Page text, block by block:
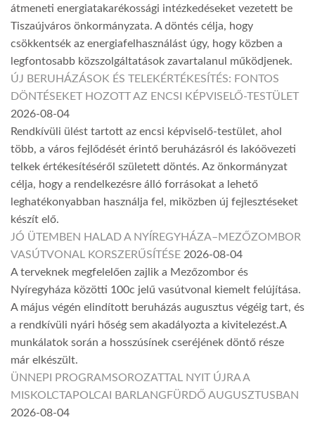
átmeneti energiatakarékossági intézkedéseket vezetett be
Tiszaújváros önkormányzata. A döntés célja, hogy
csökkentsék az energiafelhasználást úgy, hogy közben a
legfontosabb közszolgáltatások zavartalanul működjenek.
ÚJ BERUHÁZÁSOK ÉS TELEKÉRTÉKESÍTÉS: FONTOS
DÖNTÉSEKET HOZOTT AZ ENCSI KÉPVISELŐ-TESTÜLET
2026-08-04
Rendkívüli ülést tartott az encsi képviselő-testület, ahol
több, a város fejlődését érintő beruházásról és lakóövezeti
telkek értékesítéséről született döntés. Az önkormányzat
célja, hogy a rendelkezésre álló forrásokat a lehető
leghatékonyabban használja fel, miközben új fejlesztéseket
készít elő.
JÓ ÜTEMBEN HALAD A NYÍREGYHÁZA–MEZŐZOMBOR
VASÚTVONAL KORSZERŰSÍTÉSE 2026-08-04
A terveknek megfelelően zajlik a Mezőzombor és
Nyíregyháza közötti 100c jelű vasútvonal kiemelt felújítása.
A május végén elindított beruházás augusztus végéig tart, és
a rendkívüli nyári hőség sem akadályozta a kivitelezést.A
munkálatok során a hosszúsínek cseréjének döntő része
már elkészült.
ÜNNEPI PROGRAMSOROZATTAL NYIT ÚJRA A
MISKOLCTAPOLCAI BARLANGFÜRDŐ AUGUSZTUSBAN
2026-08-04